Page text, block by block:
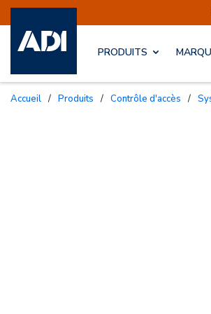
Information |
PRODUITS
Accueil / Produits / Contrôle d'accès /